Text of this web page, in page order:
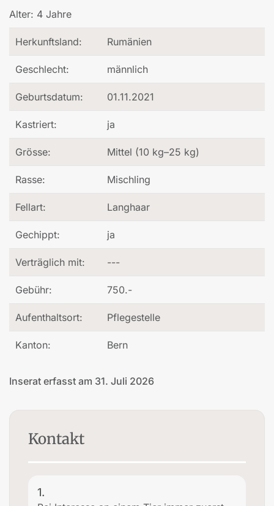
Alter: 4 Jahre
Herkunftsland: Rumänien
Geschlecht: männlich
Geburtsdatum: 01.11.2021
Kastriert: ja
Grösse: Mittel (10 kg–25 kg)
Rasse: Mischling
Fellart: Langhaar
Gechippt: ja
Verträglich mit: ---
Gebühr: 750.-
Aufenthaltsort: Pflegestelle
Kanton: Bern
Inserat erfasst am 31. Juli 2026
Kontakt
1.